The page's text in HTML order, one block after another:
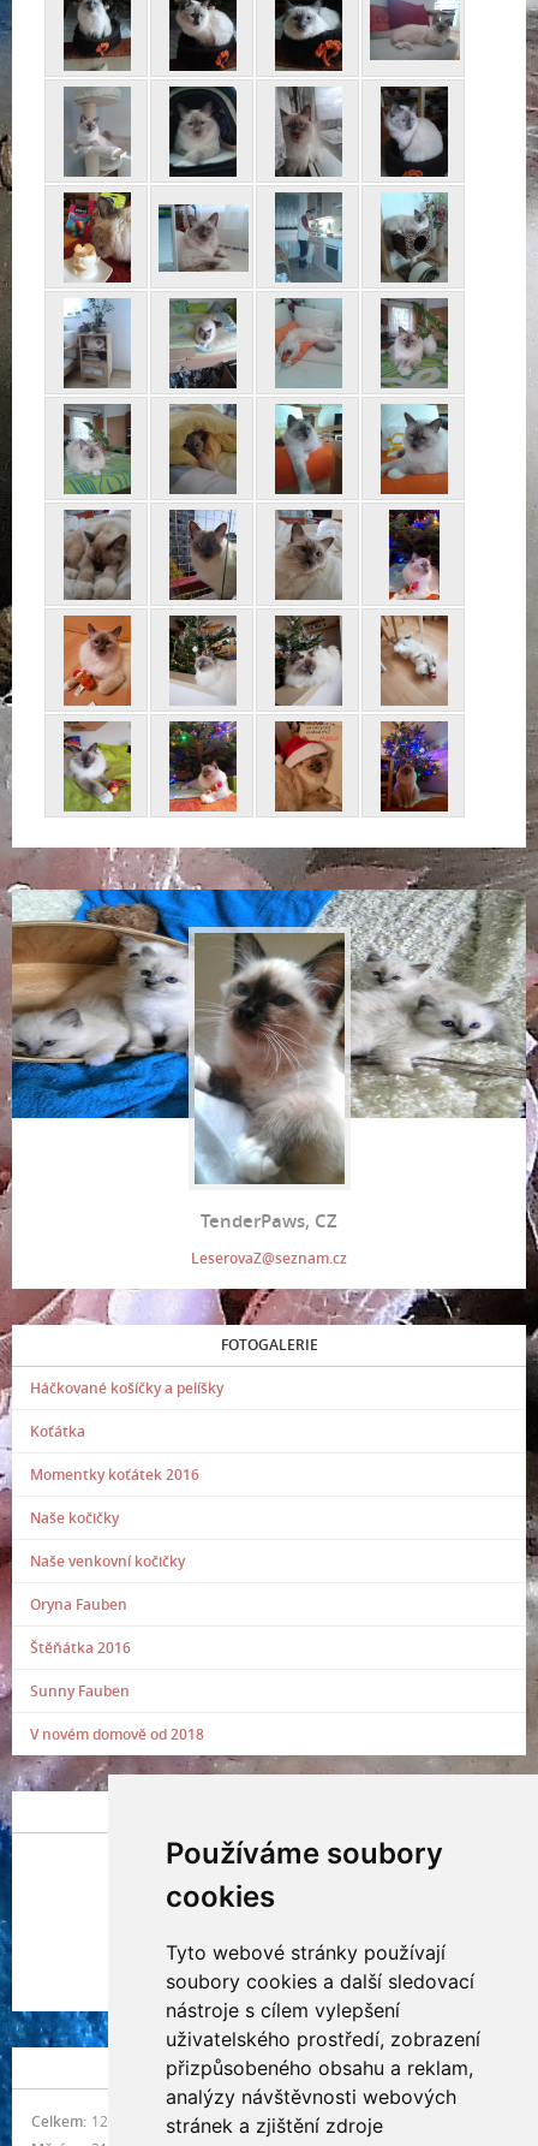
Používáme soubory
cookies
Tyto webové stránky používají
soubory cookies a další sledovací
nástroje s cílem vylepšení
uživatelského prostředí, zobrazení
přizpůsobeného obsahu a reklam,
analýzy návštěvnosti webových
stránek a zjištění zdroje
TenderPaws, CZ
LeserovaZ@seznam.cz
FOTOGALERIE
Háčkované košíčky a pelíšky
Koťátka
Momentky koťátek 2016
Naše kočičky
Naše venkovní kočičky
Oryna Fauben
Štěňátka 2016
Sunny Fauben
V novém domově od 2018
Indianna Ryve
Nostra, CZ
NÁVŠTĚVNOST
Celkem: 1214588